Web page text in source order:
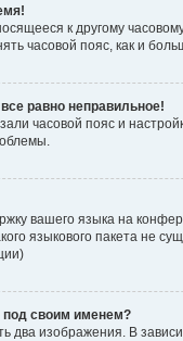
к другому
часовой пояс, как и
равно неправильное!
часовой пояс и
вашего языка на
языкового пакета не
под своим именем?
два изображения. В